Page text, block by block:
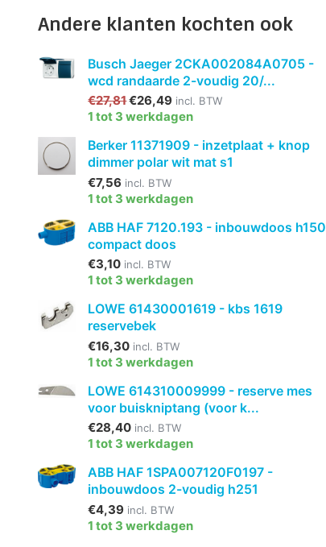
Andere klanten kochten ook
Busch Jaeger 2CKA002084A0705 -
wcd randaarde 2-voudig 20/...
€27,81€26,49 incl. BTW
1 tot 3 werkdagen
Berker 11371909 - inzetplaat + knop
dimmer polar wit mat s1
€7,56 incl. BTW
1 tot 3 werkdagen
ABB HAF 7120.193 - inbouwdoos h150
compact doos
€3,10 incl. BTW
1 tot 3 werkdagen
LOWE 61430001619 - kbs 1619
reservebek
€16,30 incl. BTW
1 tot 3 werkdagen
LOWE 614310009999 - reserve mes
voor buiskniptang (voor k...
€28,40 incl. BTW
1 tot 3 werkdagen
ABB HAF 1SPA007120F0197 -
inbouwdoos 2-voudig h251
€4,39 incl. BTW
1 tot 3 werkdagen